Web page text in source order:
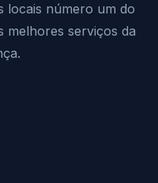
locais número um do
melhores serviços da